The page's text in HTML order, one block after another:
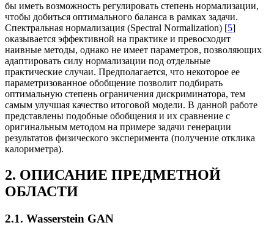
бы иметь возможность регулировать степень нормализации,
чтобы добиться оптимального баланса в рамках задачи.
Спектральная нормализация (Spectral Normalization) [5]
оказывается эффективной на практике и превосходит
наивные методы, однако не имеет параметров, позволяющих
адаптировать силу нормализации под отдельные
практические случаи. Предполагается, что некоторое ее
параметризованное обобщение позволит подбирать
оптимальную степень ограничения дискриминатора, тем
самым улучшая качество итоговой модели. В данной работе
представлены подобные обобщения и их сравнение с
оригинальным методом на примере задачи генерации
результатов физического эксперимента (получение отклика
калориметра).
2. ОПИСАНИЕ ПРЕДМЕТНОЙ
ОБЛАСТИ
2.1. Wasserstein GAN